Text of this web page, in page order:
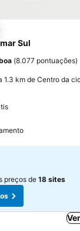
aos
Sul
(8.077 pontuações)
1.3 km de Centro da
preços de 18 sites